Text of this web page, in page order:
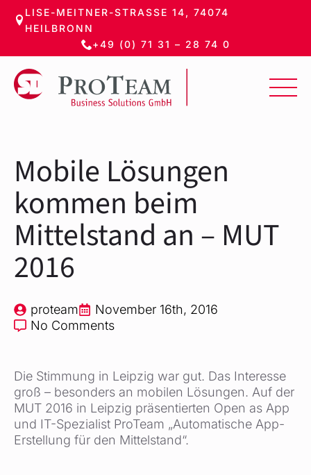
Zum
Hauptinhalt
LISE-MEITNER-STRASSE 14, 74074 H
EILBRONN
+49 (0) 71 31 – 28 74 0
Mobile Lösungen
kommen beim
Mittelstand an – MUT
2016
proteam
November 16th, 2016
No Comments
Die Stimmung in Leipzig war gut. Das Interesse
groß – besonders an mobilen Lösungen. Auf der
MUT 2016 in Leipzig präsentierten Open as App
und IT-Spezialist ProTeam „Automatische App-
Erstellung für den Mittelstand“.